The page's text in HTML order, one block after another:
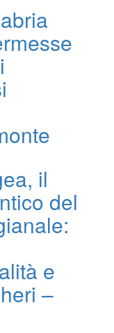
il
del
e
–